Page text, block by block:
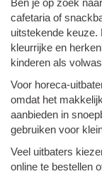
cafetaria of
uitstekende keuze.
kleurrijke en
kinderen als
Voor horeca-
omdat het
aanbieden in
gebruiken voor
Veel uitbaters
online te bestellen